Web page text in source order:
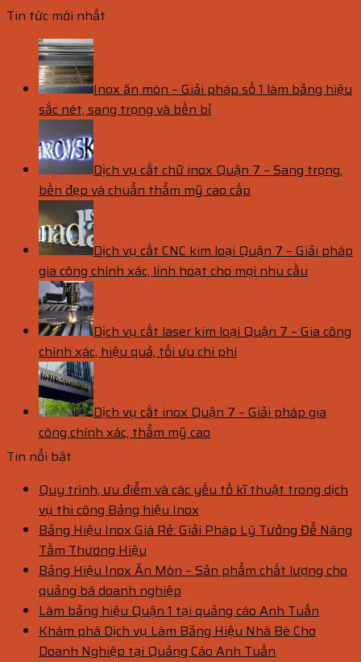
Tin tức mới nhất
Inox ăn mòn – Giải pháp số 1 làm bảng hiệu
sắc nét, sang trọng và bền bỉ
Dịch vụ cắt chữ inox Quận 7 – Sang trọng,
bền đẹp và chuẩn thẩm mỹ cao cấp
Dịch vụ cắt CNC kim loại Quận 7 – Giải pháp
gia công chính xác, linh hoạt cho mọi nhu cầu
Dịch vụ cắt laser kim loại Quận 7 – Gia công
chính xác, hiệu quả, tối ưu chi phí
Dịch vụ cắt inox Quận 7 – Giải pháp gia
công chính xác, thẩm mỹ cao
Tin nổi bật
Quy trình, ưu điểm và các yếu tố kĩ thuật trong dịch
vụ thi công Bảng hiệu Inox
Bảng Hiệu Inox Giá Rẻ: Giải Pháp Lý Tưởng Để Nâng
Tầm Thương Hiệu
Bảng Hiệu Inox Ăn Mòn – Sản phẩm chất lượng cho
quảng bá doanh nghiệp
Làm bảng hiệu Quận 1 tại quảng cáo Anh Tuấn
Khám phá Dịch vụ Làm Bảng Hiệu Nhà Bè Cho
Doanh Nghiệp tại Quảng Cáo Anh Tuấn